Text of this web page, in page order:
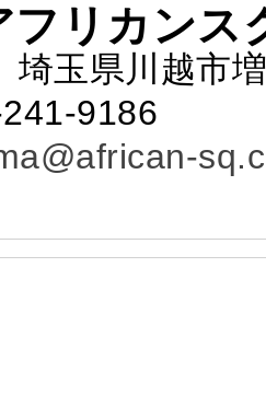
フリカンス
玉県川越市
241-